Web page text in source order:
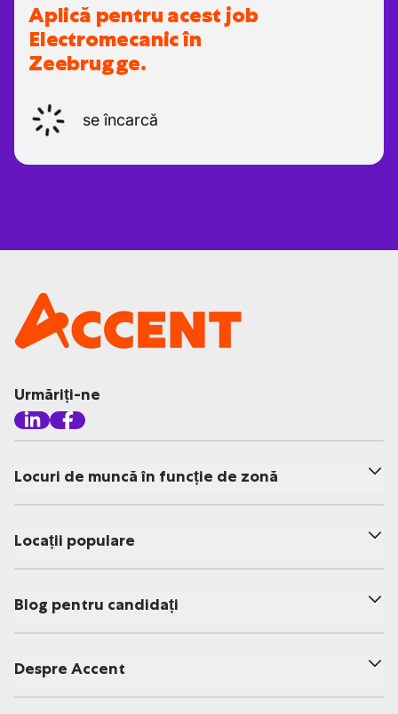
Aplică pentru acest job
Electromecanic în
Zeebrugge.
se încarcă
Urmăriți-ne
Locuri de muncă în funcție de zonă
Locații populare
Blog pentru candidați
Despre Accent